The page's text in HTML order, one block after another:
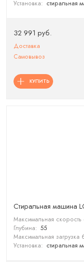
Установка: стиральная
32 991 руб.
Доставка
Самовывоз
КУПИТЬ
Cтиральная машина
Максимальная скорость
Глубина: 55
Максимальная загрузка
Установка: стиральная